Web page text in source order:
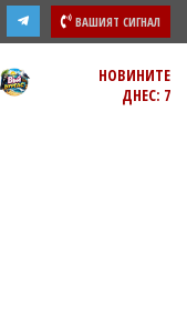
ВАШИЯТ СИГНАЛ
НОВИНИТЕ
ДНЕС: 7